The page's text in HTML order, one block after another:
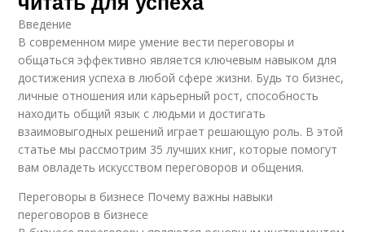
Элемент в общении Общение с людьми
Эффективная
коммуникация
Идеи в общении
Недопонимания в
общении
Введение
В современном мире умение вести переговоры и
общаться эффективно является ключевым навыком для
достижения успеха в любой сфере жизни. Будь то бизнес,
личные отношения или карьерный рост, способность
находить общий язык с людьми и достигать
взаимовыгодных решений играет решающую роль. В этой
статье мы рассмотрим 35 лучших книг, которые помогут
вам овладеть искусством переговоров и общения.
Переговоры в бизнесе Почему важны навыки
переговоров в бизнесе